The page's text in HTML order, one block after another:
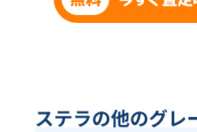
ステラの他のグレ